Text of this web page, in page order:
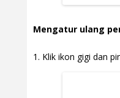
Mengatur ulang
Klik ikon gigi dan